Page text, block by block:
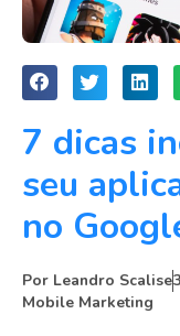
7 dicas
seu
no
Por Leandro Scalise
Mobile Marketing